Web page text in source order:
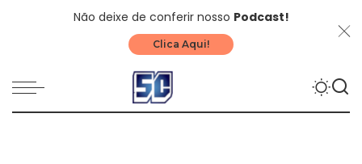
Não deixe de conferir nosso Podcast!
Clica Aqui!